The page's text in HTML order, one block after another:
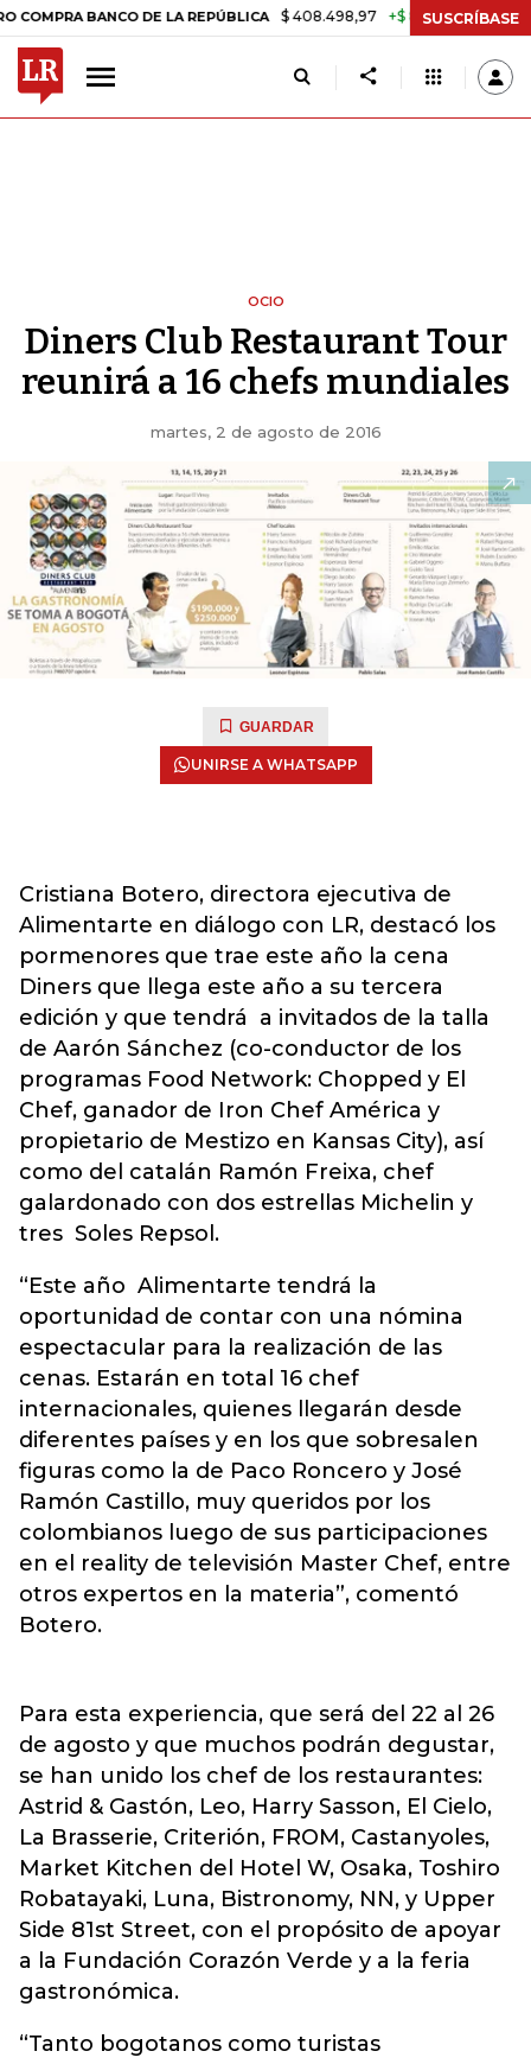
BANCO DE LA REPÚBLICA $ 408.498,97 +$ 8.753,81 +2,19%
SUSCRÍBASE
OCIO
Diners Club Restaurant Tour
reunirá a 16 chefs mundiales
martes, 2 de agosto de 2016
GUARDAR
UNIRSE A WHATSAPP
Cristiana Botero, directora ejecutiva de
Alimentarte en diálogo con LR, destacó los
pormenores que trae este año la cena
Diners que llega este año a su tercera
edición y que tendrá a invitados de la talla
de Aarón Sánchez (co-conductor de los
programas Food Network: Chopped y El
Chef, ganador de Iron Chef América y
propietario de Mestizo en Kansas City), así
como del catalán Ramón Freixa, chef
galardonado con dos estrellas Michelin y
tres Soles Repsol.
“Este año Alimentarte tendrá la
oportunidad de contar con una nómina
espectacular para la realización de las
cenas. Estarán en total 16 chef
internacionales, quienes llegarán desde
diferentes países y en los que sobresalen
figuras como la de Paco Roncero y José
Ramón Castillo, muy queridos por los
colombianos luego de sus participaciones
en el reality de televisión Master Chef, entre
otros expertos en la materia”, comentó
Botero.
Para esta experiencia, que será del 22 al 26
de agosto y que muchos podrán degustar,
se han unido los chef de los restaurantes:
Astrid & Gastón, Leo, Harry Sasson, El Cielo,
La Brasserie, Criterión, FROM, Castanyoles,
Market Kitchen del Hotel W, Osaka, Toshiro
Robatayaki, Luna, Bistronomy, NN, y Upper
Side 81st Street, con el propósito de apoyar
a la Fundación Corazón Verde y a la feria
gastronómica.
“Tanto bogotanos como turistas